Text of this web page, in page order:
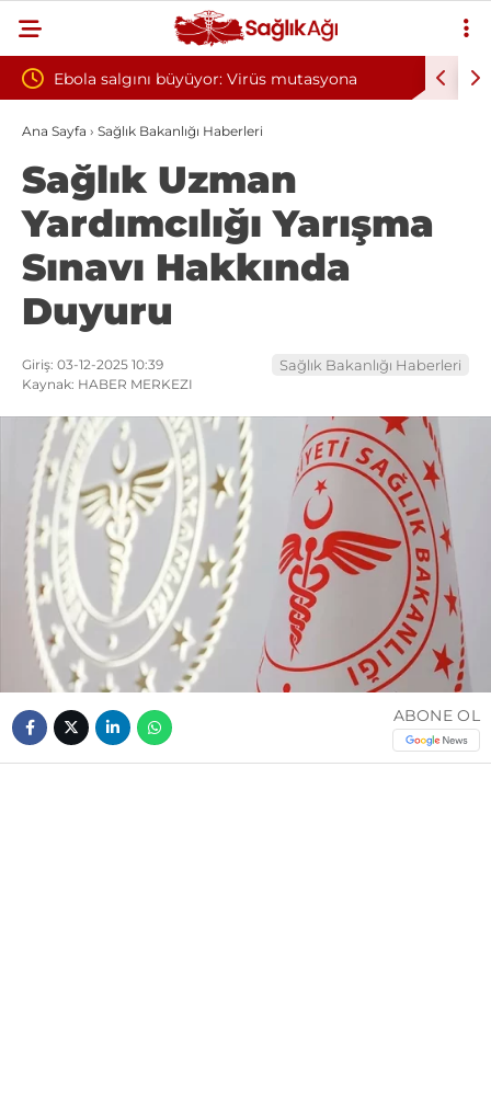
Virüs mutasyona Yılın ilk 6 ayında 10 bini aşkın
oksijen tedavisinden yararlandı
Ana Sayfa › Sağlık Bakanlığı Haberleri
Sağlık Uzman
Yardımcılığı Yarışma
Sınavı Hakkında
Duyuru
Giriş: 03-12-2025 10:39
Kaynak: HABER MERKEZI
Sağlık Bakanlığı Haberleri
ABONE OL